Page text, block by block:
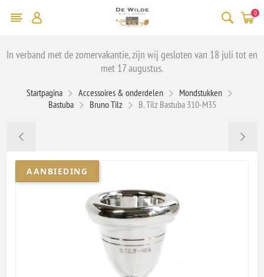
0
In verband met de zomervakantie, zijn wij gesloten van 18 juli tot en
met 17 augustus.
Startpagina Accessoires & onderdelen
Mondstukken
Bastuba
Bruno Tilz B. Tilz Bastuba 310-M35
AANBIEDING